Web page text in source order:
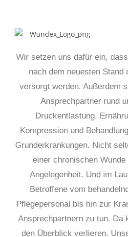
Wir setzen uns dafür ein,
nach dem neuesten Stand
versorgt werden. Außerdem
Ansprechpartner rund
Druckentlastung,
Kompression und
Grunderkrankungen. Nicht
einer chronischen
Angelegenheit. Und im
Betroffene vom
Pflegepersonal bis hin zur
Ansprechpartnern zu tun. Da
den Überblick verlieren.